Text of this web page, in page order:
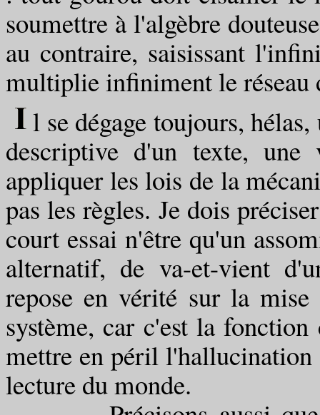
soumettre à l'algèbre
au contraire, saisissant
multiplie infiniment le réseau
l se dégage toujours,
descriptive d'un texte, une
appliquer les lois de la
pas les règles. Je dois
court essai n'être qu'un
alternatif, de va-et-vient
repose en vérité sur la
système, car c'est la
mettre en péril
lecture du monde.